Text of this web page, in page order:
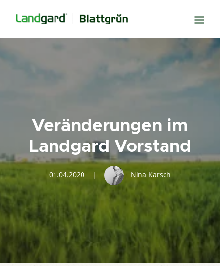
Transparenz
Freude
Erfolg
Miteinander
Wissen
Veränderungen im
Landgard Vorstand
01.04.2020 | Nina Karsch